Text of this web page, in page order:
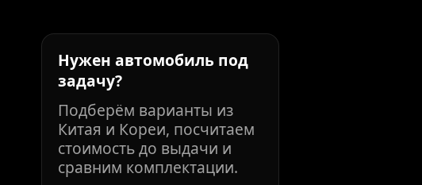
Нужен автомобиль под
задачу?
Подберём варианты из
Китая и Кореи, посчитаем
стоимость до выдачи и
сравним комплектации.